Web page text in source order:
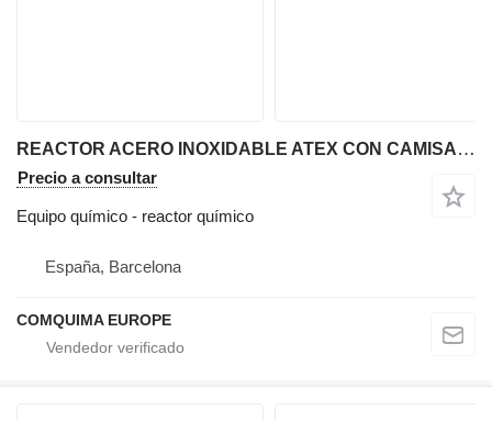
REACTOR ACERO INOXIDABLE ATEX CON CAMISA, CALORIFUGADO Y AGITACI
Precio a consultar
Equipo químico - reactor químico
España, Barcelona
COMQUIMA EUROPE